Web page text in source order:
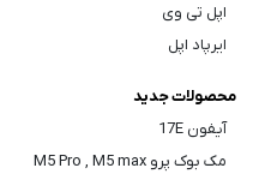
اپل تی وی
ایرپاد اپل
محصولات جدید
آیفون 17E
مک بوک پرو M5 Pro , M5 max